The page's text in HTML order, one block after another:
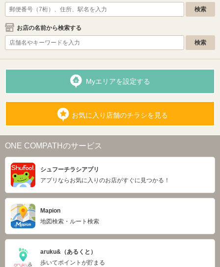
お店の名前から検索する
Myエリアを設定する
お気に入り店舗のチラシを見る
ONE COMPATHのサービス
シュフーチラシアプリ
アプリならお気に入りのお店がすぐに見つかる！
Mapion
地図検索・ルート検索
aruku&（あるくと）
歩いてポイントが貯まる